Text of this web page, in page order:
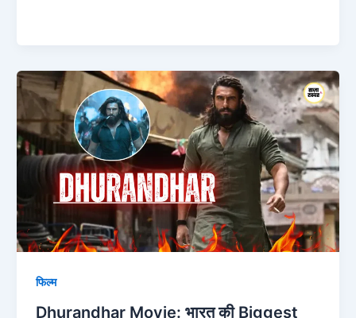
फिल्म
Dhurandhar Movie: भारत की Biggest
Dhurandhar
Movie:
भारत
की
Biggest
Thriller
का
खुलासा!